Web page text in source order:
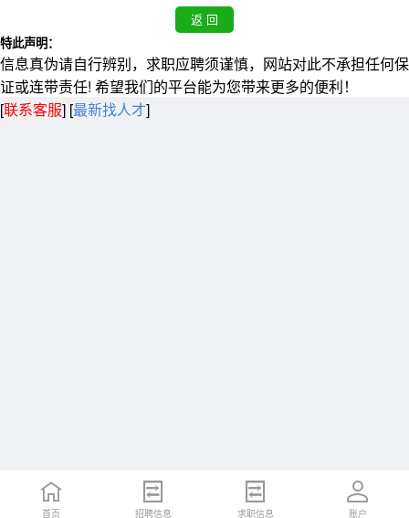
特此声明：
信息真伪请自行辨别，求职应聘须谨慎，网站对此不承担任何保
证或连带责任! 希望我们的平台能为您带来更多的便利！
[联系客服] [最新找人才]
首页 招聘信息 求职信息 账户